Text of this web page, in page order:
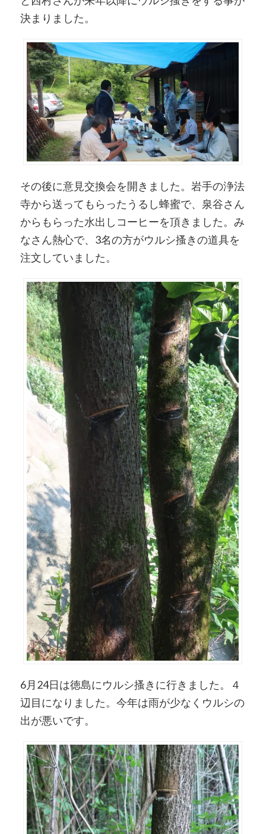
決まりました。
その後に意見交換会を開きました。岩手の浄法
寺から送ってもらったうるし蜂蜜で、泉谷さん
からもらった水出しコーヒーを頂きました。み
なさん熱心で、3名の方がウルシ搔きの道具を
注文していました。
6月24日は徳島にウルシ搔きに行きました。４
辺目になりました。今年は雨が少なくウルシの
出が悪いです。